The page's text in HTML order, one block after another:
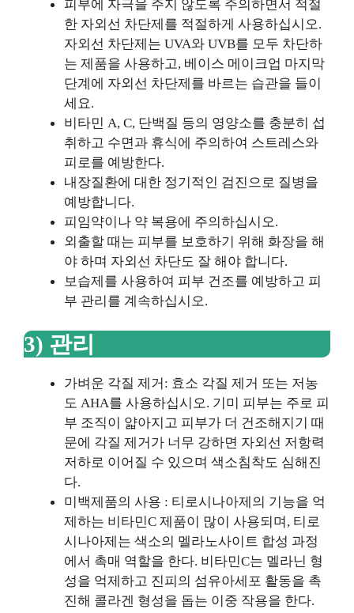
피부에 자극을 주지 않도록 주의하면서 적절
한 자외선 차단제를 적절하게 사용하십시오.
자외선 차단제는 UVA와 UVB를 모두 차단하
는 제품을 사용하고, 베이스 메이크업 마지막
단계에 자외선 차단제를 바르는 습관을 들이
세요.
비타민 A, C, 단백질 등의 영양소를 충분히 섭
취하고 수면과 휴식에 주의하여 스트레스와
피로를 예방한다.
내장질환에 대한 정기적인 검진으로 질병을
예방합니다.
피임약이나 약 복용에 주의하십시오.
외출할 때는 피부를 보호하기 위해 화장을 해
야 하며 자외선 차단도 잘 해야 합니다.
보습제를 사용하여 피부 건조를 예방하고 피
부 관리를 계속하십시오.
3) 관리
가벼운 각질 제거: 효소 각질 제거 또는 저농
도 AHA를 사용하십시오. 기미 피부는 주로 피
부 조직이 얇아지고 피부가 더 건조해지기 때
문에 각질 제거가 너무 강하면 자외선 저항력
저하로 이어질 수 있으며 색소침착도 심해진
다.
미백제품의 사용 : 티로시나아제의 기능을 억
제하는 비타민C 제품이 많이 사용되며, 티로
시나아제는 색소의 멜라노사이트 합성 과정
에서 촉매 역할을 한다. 비타민C는 멜라닌 형
성을 억제하고 진피의 섬유아세포 활동을 촉
진해 콜라겐 형성을 돕는 이중 작용을 한다.